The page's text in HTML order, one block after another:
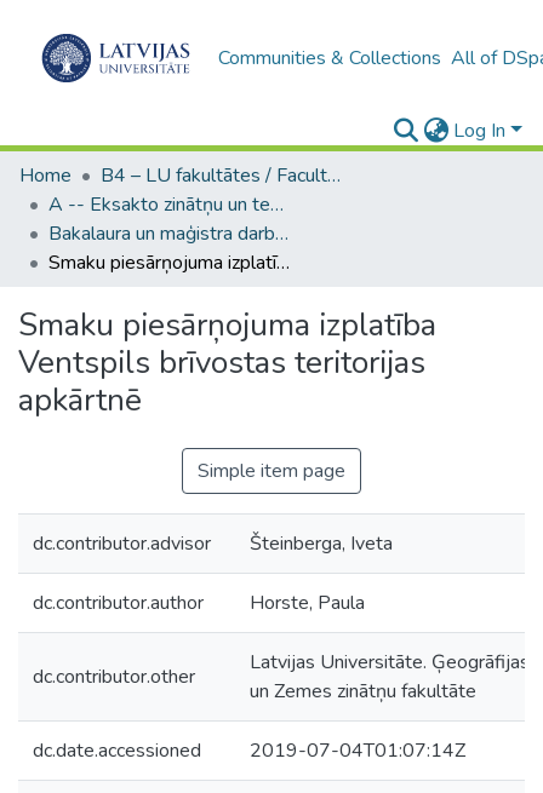
Communities & Collections All of
Log In
Home
B4 – LU fakultātes / Faculties of the UL
A -- Eksakto zinātņu un tehnoloģiju fakultāte / Faculty of Science and Technology
Bakalaura un maģistra darbi (EZTF) / Bachelor's and Master's theses
Smaku piesārņojuma izplatība Ventspils brīvostas teritorijas apkārtnē
Smaku piesārņojuma izplatība
Ventspils brīvostas teritorijas
apkārtnē
Simple item page
dc.contributor.advisor Šteinberga, Iveta
dc.contributor.author Horste, Paula
dc.contributor.other
Latvijas Universitāte. Ģeogrāfijas
un Zemes zinātņu fakultāte
dc.date.accessioned 2019-07-04T01:07:14Z